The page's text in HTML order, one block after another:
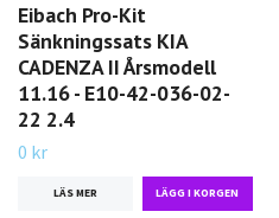
Eibach Pro-Kit
Sänkningssats KIA
CADENZA II Årsmodell
11.16 - E10-42-036-02-
22 2.4
0 kr
LÄS MER